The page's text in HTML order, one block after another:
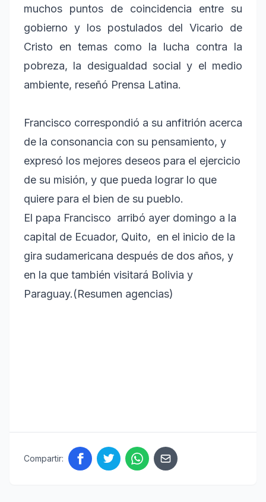
muchos puntos de coincidencia entre su
gobierno y los postulados del Vicario de
Cristo en temas como la lucha contra la
pobreza, la desigualdad social y el medio
ambiente, reseñó Prensa Latina.
Francisco correspondió a su anfitrión acerca
de la consonancia con su pensamiento, y
expresó los mejores deseos para el ejercicio
de su misión, y que pueda lograr lo que
quiere para el bien de su pueblo.
El papa Francisco arribó ayer domingo a la
capital de Ecuador, Quito, en el inicio de la
gira sudamericana después de dos años, y
en la que también visitará Bolivia y
Paraguay.(Resumen agencias)
Compartir: